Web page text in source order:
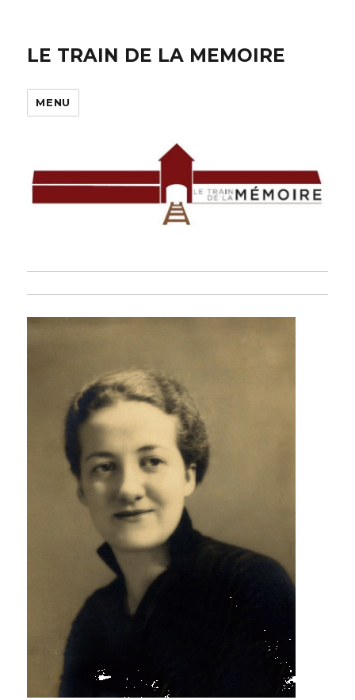
LE TRAIN DE LA MEMOIRE
MENU